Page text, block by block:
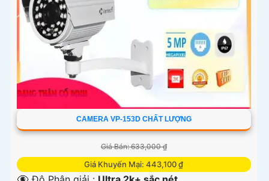
CAMERA VP-153D CHẤT LƯỢNG
Giá Bán: 633,000 ₫
Giá Khuyến Mại: 443,100 ₫